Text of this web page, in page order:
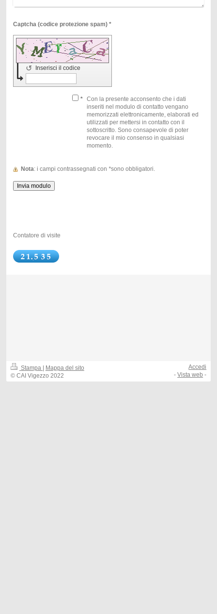
Captcha (codice protezione spam) *
Inserisci il codice
↺
* Con la presente acconsento che i dati
inseriti nel modulo di contatto vengano
memorizzati elettronicamente, elaborati ed
utilizzati per mettersi in contatto con il
sottoscritto. Sono consapevole di poter
revocare il mio consenso in qualsiasi
momento.
Nota : i campi contrassegnati con *sono obbligatori.
Contatore di visite
Stampa
Mappa del sito
© CAI Vigezzo 2022
Accedi
-Vista web -